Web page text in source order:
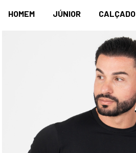
HOMEM JÚNIOR CALÇADO